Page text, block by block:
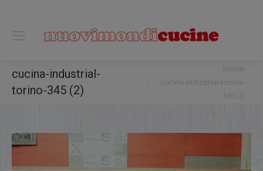
cucina-industrial-
torino-345 (2)
Home
cucina-industrial-torino-
345 (2)